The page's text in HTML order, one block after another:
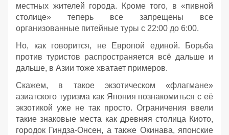
местных жителей города. Кроме того, в «пивной
столице» теперь все запрещены все
организованные питейные туры с 22:00 до 6:00.
Но, как говорится, не Европой единой. Борьба
против туристов распространяется всё дальше и
дальше, в Азии тоже хватает примеров.
Скажем, в такое экзотическом «флагмане»
азиатского туризма как Япония познакомиться с её
экзотикой уже не так просто. Ограничения ввели
такие знаковые места как древняя столица Киото,
городок Гиндза-Онсен, а также Окинава, японские